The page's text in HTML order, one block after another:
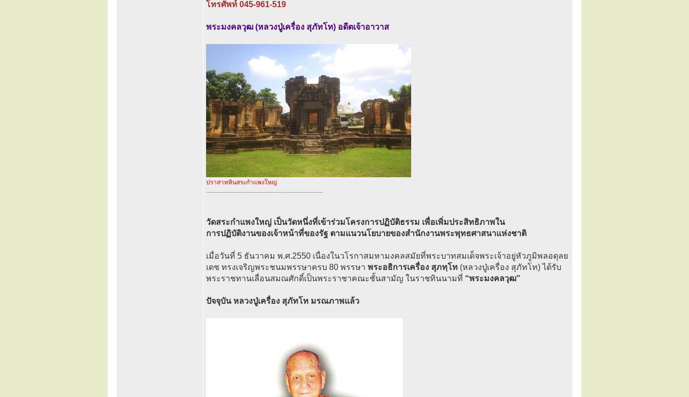
โทรศัพท์ 045-961-519
พระมงคลวุฒ (หลวงปู่เครื่อง สุภัทโท) อดีตเจ้าอาวาส
ปราสาทหินสระกำแพงใหญ่
............................................................................
วัดสระกำแพงใหญ่ เป็นวัดหนึ่งที่เข้าร่วมโครงการปฏิบัติธรรม เพื่อเพิ่มประสิทธิภาพใน
การปฏิบัติงานของเจ้าหน้าที่ของรัฐ ตามแนวนโยบายของสำนักงานพระพุทธศาสนาแห่งชาติ
เมื่อวันที่ 5 ธันวาคม พ.ศ.2550 เนื่องในวโรกาสมหามงคลสมัยที่พระบาทสมเด็จพระเจ้าอยู่หัวภูมิพลอดุลย
เดช ทรงเจริญพระชนมพรรษาครบ 80 พรรษา พระอธิการเครื่อง สุภทฺโท (หลวงปู่เครื่อง สุภัทโท) ได้รับ
พระราชทานเลื่อนสมณศักดิ์เป็นพระราชาคณะชั้นสามัญ ในราชทินนามที่ “พระมงคลวุฒ”
ปัจจุบัน หลวงปู่เครื่อง สุภัทโท มรณภาพแล้ว